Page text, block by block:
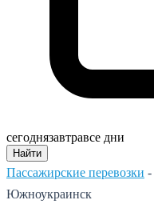
сегоднязавтравсе дни
Найти
Пассажирские перевозки -
Южноукраинск